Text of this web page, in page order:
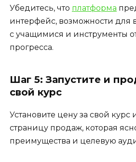
Убедитесь, что платформа
интерфейс, возможности для
с учащимися и инструменты
прогресса.
Шаг 5: Запустите и
свой курс
Установите цену за свой курс
страницу продаж, которая
преимущества и целевую